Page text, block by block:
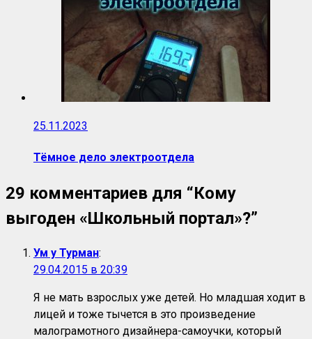
25.11.2023
Тёмное дело электроотдела
29 комментариев для “Кому
выгоден «Школьный портал»?”
Ум у Турман:
29.04.2015 в 20:39
Я не мать взрослых уже детей. Но младшая ходит в
лицей и тоже тычется в это произведение
малограмотного дизайнера-самоучки, который